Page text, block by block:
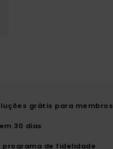
grátis para membros
30 dias
de fidelidade